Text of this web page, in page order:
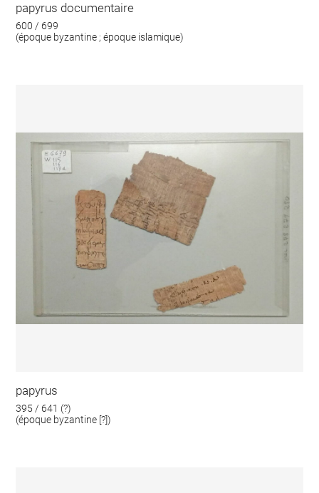
papyrus documentaire
600 / 699
(époque byzantine ; époque islamique)
papyrus
395 / 641 (?)
(époque byzantine [?])